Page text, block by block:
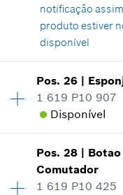
Indicar na
1,99 €*
notificação
produto estiver
disponível
Disponibilidade
Grupo de preço
Informações
Comprovante
Indicar na
Pos.26 |
1 619 P10 907
Disponível
Disponibilidade
Grupo de preço
Informações
Pos.28 | Botao
Comutador
1 619 P10 425